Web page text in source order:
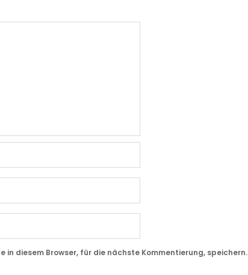
in diesem Browser, für die nächste Kommentierung, speichern.